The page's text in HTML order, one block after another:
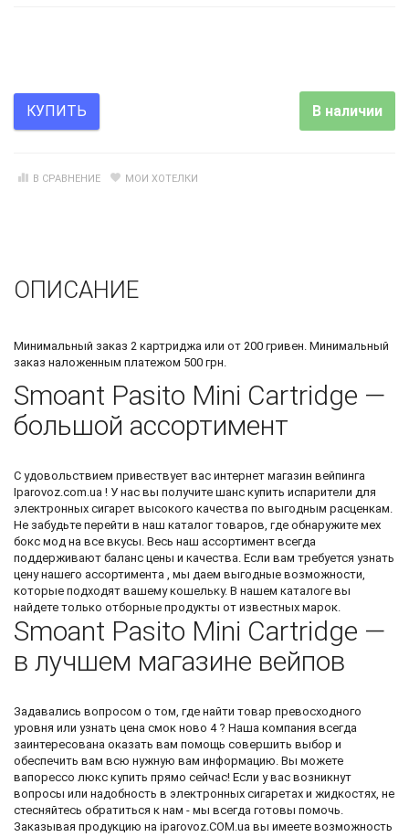
КУПИТЬ В наличии
В СРАВНЕНИЕ МОИ ХОТЕЛКИ
ОПИСАНИЕ
Минимальный заказ 2 картриджа или от 200 гривен. Минимальный
заказ наложенным платежом 500 грн.
Smoant Pasito Mini Cartridge —
большой ассортимент
С удовольствием привествует вас интернет магазин вейпинга
Iparovoz.com.ua ! У нас вы получите шанс купить испарители для
электронных сигарет высокого качества по выгодным расценкам.
Не забудьте перейти в наш каталог товаров, где обнаружите мех
бокс мод на все вкусы. Весь наш ассортимент всегда
поддерживают баланс цены и качества. Если вам требуется узнать
цену нашего ассортимента , мы даем выгодные возможности,
которые подходят вашему кошельку. В нашем каталоге вы
найдете только отборные продукты от известных марок.
Smoant Pasito Mini Cartridge —
в лучшем магазине вейпов
Задавались вопросом о том, где найти товар превосходного
уровня или узнать цена смок ново 4? Наша компания всегда
заинтересована оказать вам помощь совершить выбор и
обеспечить вам всю нужную вам информацию. Вы можете
вапорессо люкс купить прямо сейчас! Если у вас возникнут
вопросы или надобность в электронных сигаретах и жидкостях, не
стесняйтесь обратиться к нам - мы всегда готовы помочь.
Заказывая продукцию на iparovoz.COM.ua вы имеете возможность